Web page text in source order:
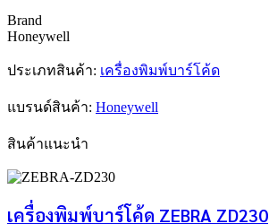
Brand
Honeywell
ประเภทสินค้า: เครื่องพิมพ์บาร์โค้ด
แบรนด์สินค้า: Honeywell
สินค้าแนะนำ
เครื่องพิมพ์บาร์โค้ด ZEBRA ZD230